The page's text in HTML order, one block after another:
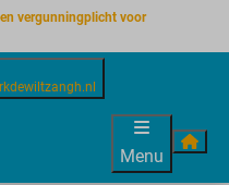
vergunningplicht voor
Menu